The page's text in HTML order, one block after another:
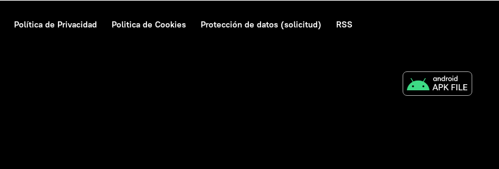
Política de Privacidad Politica de Cookies Protección de datos (solicitud)
RSS